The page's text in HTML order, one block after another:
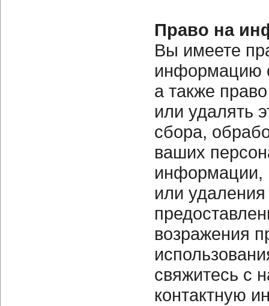
Право на
Вы имеете
информацию
а также
или удалять
сбора,
ваших
информации,
или
возражения
свяжитесь с
контактную